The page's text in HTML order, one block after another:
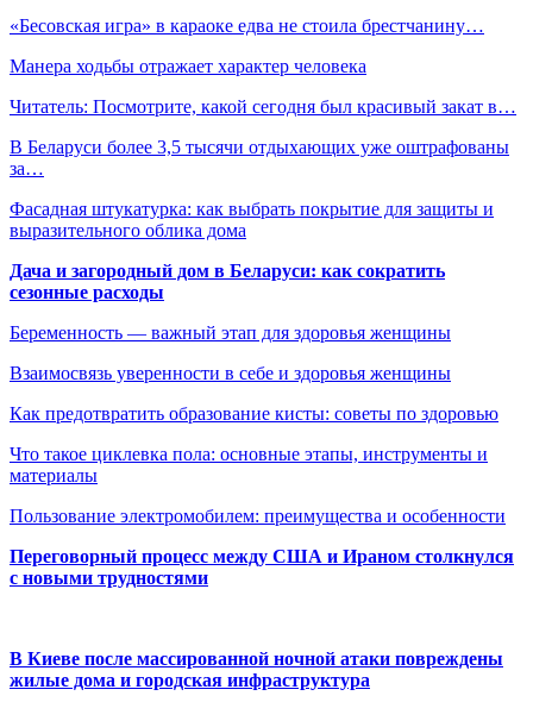
«Бесовская игра» в караоке едва не стоила брестчанину…
Манера ходьбы отражает характер человека
Читатель: Посмотрите, какой сегодня был красивый закат в…
В Беларуси более 3,5 тысячи отдыхающих уже оштрафованы
за…
Фасадная штукатурка: как выбрать покрытие для защиты и
выразительного облика дома
Дача и загородный дом в Беларуси: как сократить
сезонные расходы
Беременность — важный этап для здоровья женщины
Взаимосвязь уверенности в себе и здоровья женщины
Как предотвратить образование кисты: советы по здоровью
Что такое циклевка пола: основные этапы, инструменты и
материалы
Пользование электромобилем: преимущества и особенности
Переговорный процесс между США и Ираном столкнулся
с новыми трудностями
В Киеве после массированной ночной атаки повреждены
жилые дома и городская инфраструктура